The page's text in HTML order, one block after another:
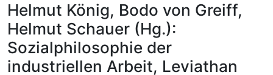
FAQ
Leitlinien
Zurück zur Startseite
Helmut König, Bodo von Greiff,
Helmut Schauer (Hg.):
Sozialphilosophie der
industriellen Arbeit, Leviathan